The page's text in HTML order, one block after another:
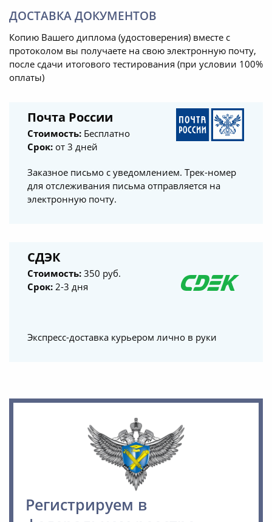
ДОСТАВКА ДОКУМЕНТОВ
Копию Вашего диплома (удостоверения) вместе с
протоколом вы получаете на свою электронную почту,
после сдачи итогового тестирования (при условии 100%
оплаты)
Почта России
Стоимость: Бесплатно
Срок: от 3 дней
Заказное письмо с уведомлением. Трек-номер
для отслеживания письма отправляется на
электронную почту.
СДЭК
Стоимость: 350 руб.
Срок: 2-3 дня
Экспресс-доставка курьером лично в руки
Регистрируем в